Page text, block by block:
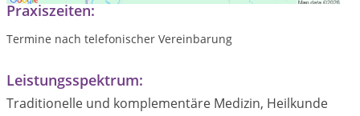
Praxiszeiten:
Termine nach telefonischer Vereinbarung
Leistungsspektrum:
Traditionelle und komplementäre Medizin, Heilkunde